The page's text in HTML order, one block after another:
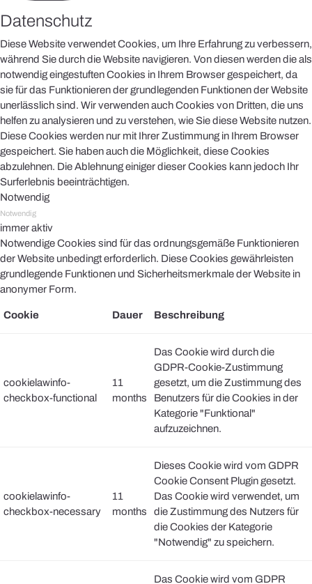
Datenschutz
Diese Website verwendet Cookies, um Ihre Erfahrung zu verbessern,
während Sie durch die Website navigieren. Von diesen werden die als
notwendig eingestuften Cookies in Ihrem Browser gespeichert, da
sie für das Funktionieren der grundlegenden Funktionen der Website
unerlässlich sind. Wir verwenden auch Cookies von Dritten, die uns
helfen zu analysieren und zu verstehen, wie Sie diese Website nutzen.
Diese Cookies werden nur mit Ihrer Zustimmung in Ihrem Browser
gespeichert. Sie haben auch die Möglichkeit, diese Cookies
abzulehnen. Die Ablehnung einiger dieser Cookies kann jedoch Ihr
Surferlebnis beeinträchtigen.
Notwendig
Notwendig
immer aktiv
Notwendige Cookies sind für das ordnungsgemäße Funktionieren
der Website unbedingt erforderlich. Diese Cookies gewährleisten
grundlegende Funktionen und Sicherheitsmerkmale der Website in
anonymer Form.
Cookie Dauer Beschreibung
cookielawinfo-
checkbox-functional
11
months
Das Cookie wird durch die
GDPR-Cookie-Zustimmung
gesetzt, um die Zustimmung des
Benutzers für die Cookies in der
Kategorie "Funktional"
aufzuzeichnen.
cookielawinfo-
checkbox-necessary
11
months
Dieses Cookie wird vom GDPR
Cookie Consent Plugin gesetzt.
Das Cookie wird verwendet, um
die Zustimmung des Nutzers für
die Cookies der Kategorie
"Notwendig" zu speichern.
Das Cookie wird vom GDPR